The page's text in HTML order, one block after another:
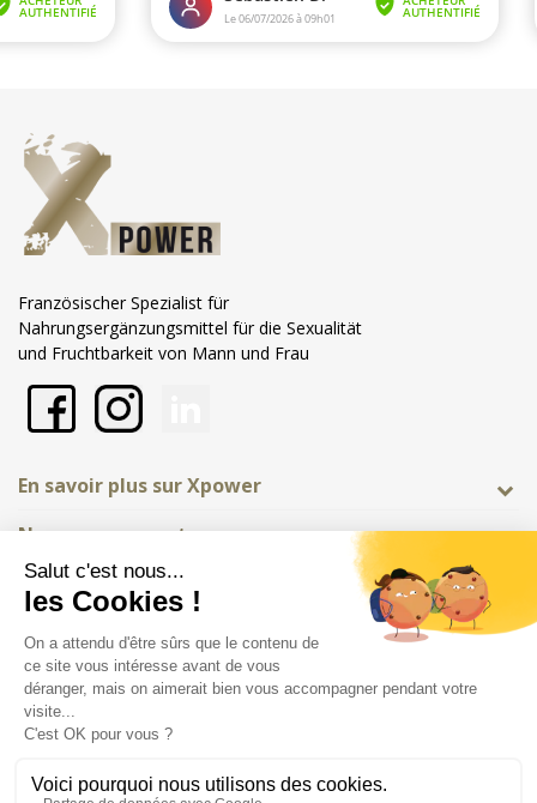
Französischer Spezialist für
Nahrungsergänzungsmittel für die Sexualität
und Fruchtbarkeit von Mann und Frau
En savoir plus sur Xpower
Nos engagements
Shop-Einstellungen
Händler zugelassen von Gesellschaft für Garantierte Bewertungen,
Klicken Sie hier.
Rechtliche Hinweise
Allgemeine Verkaufsbedingungen
© Copyright Labophyto
Tous droits réservés